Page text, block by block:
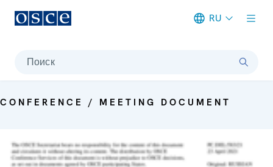
RU
Поиск
CONFERENCE / MEETING DOCUMENT